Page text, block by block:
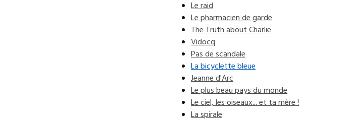
Le raid
Le pharmacien de garde
The Truth about Charlie
Vidocq
Pas de scandale
La bicyclette bleue
Jeanne d'Arc
Le plus beau pays du monde
Le ciel, les oiseaux... et ta mère !
La spirale